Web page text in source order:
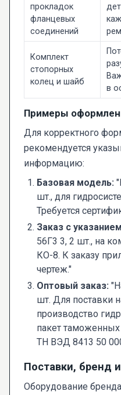
прокладок
фланцевых
соединений
Комплект
стопорных
колец и шайб
в
Примеры
Для корректного
рекомендуется
информацию:
Базовая модель:
шт., для
Требуется
Заказ с
56Г3 3, 2 шт., на
КО-8. К заказу
чертеж."
Оптовый заказ:
шт. Для поставки
производство
пакет
ТН ВЭД 8413 50
Поставки, бренд
Оборудование бренда